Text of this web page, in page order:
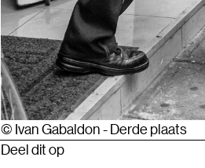
© Ivan Gabaldon - Derde plaats
Deel dit op